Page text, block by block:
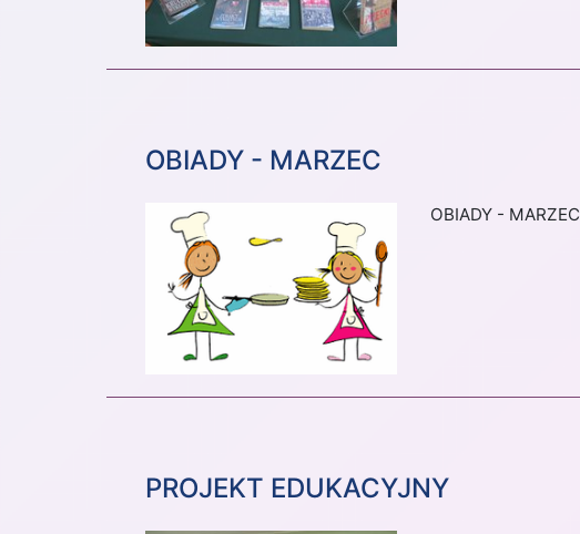
OBIADY - MARZEC
OBIADY - MARZEC
PROJEKT EDUKACYJNY